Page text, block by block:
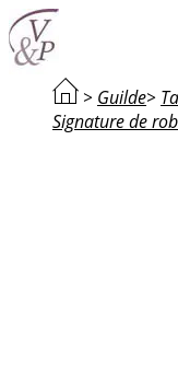
> Guilde>
Signature de